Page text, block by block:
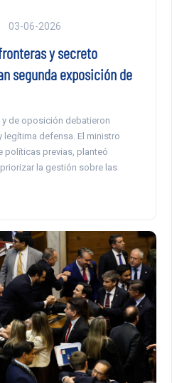
03-06-2026
y secreto
segunda exposición de
de oposición debatieron
defensa. El ministro
políticas previas, planteó
la gestión sobre las